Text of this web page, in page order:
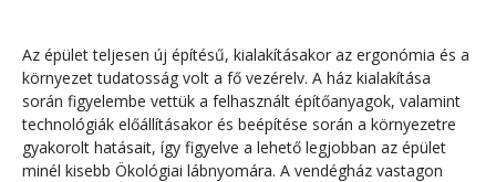
Az épület teljesen új építésű, kialakításakor az ergonómia és a
környezet tudatosság volt a fő vezérelv. A ház kialakítása
során figyelembe vettük a felhasznált építőanyagok, valamint
technológiák előállításakor és beépítése során a környezetre
gyakorolt hatásait, így figyelve a lehető legjobban az épület
minél kisebb Ökológiai lábnyomára. A vendégház vastagon